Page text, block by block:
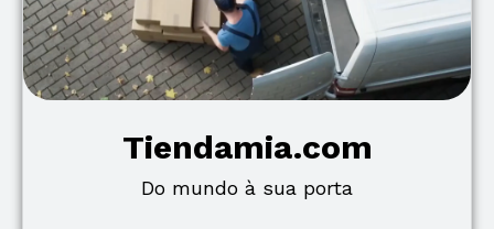
Tiendamia.com
Do mundo à sua porta